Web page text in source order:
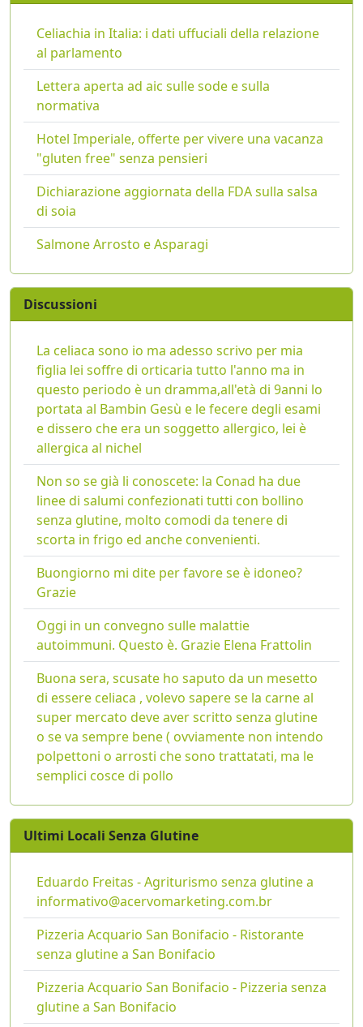
Celiachia in Italia: i dati uffuciali della relazione
al parlamento
Lettera aperta ad aic sulle sode e sulla
normativa
Hotel Imperiale, offerte per vivere una vacanza
"gluten free" senza pensieri
Dichiarazione aggiornata della FDA sulla salsa
di soia
Salmone Arrosto e Asparagi
Discussioni
La celiaca sono io ma adesso scrivo per mia
figlia lei soffre di orticaria tutto l'anno ma in
questo periodo è un dramma,all'età di 9anni lo
portata al Bambin Gesù e le fecere degli esami
e dissero che era un soggetto allergico, lei è
allergica al nichel
Non so se già li conoscete: la Conad ha due
linee di salumi confezionati tutti con bollino
senza glutine, molto comodi da tenere di
scorta in frigo ed anche convenienti.
Buongiorno mi dite per favore se è idoneo?
Grazie
Oggi in un convegno sulle malattie
autoimmuni. Questo è. Grazie Elena Frattolin
Buona sera, scusate ho saputo da un mesetto
di essere celiaca , volevo sapere se la carne al
super mercato deve aver scritto senza glutine
o se va sempre bene ( ovviamente non intendo
polpettoni o arrosti che sono trattatati, ma le
semplici cosce di pollo
Ultimi Locali Senza Glutine
Eduardo Freitas - Agriturismo senza glutine a
informativo@acervomarketing.com.br
Pizzeria Acquario San Bonifacio - Ristorante
senza glutine a San Bonifacio
Pizzeria Acquario San Bonifacio - Pizzeria senza
glutine a San Bonifacio